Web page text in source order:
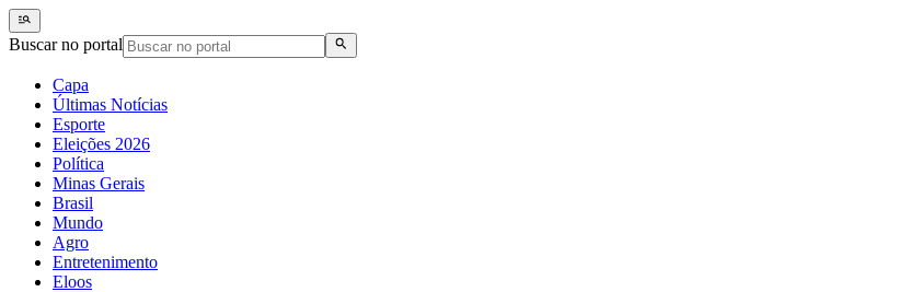
Buscar no portal
Capa
Últimas Notícias
Esporte
Eleições 2026
Política
Minas Gerais
Brasil
Mundo
Agro
Entretenimento
Eloos